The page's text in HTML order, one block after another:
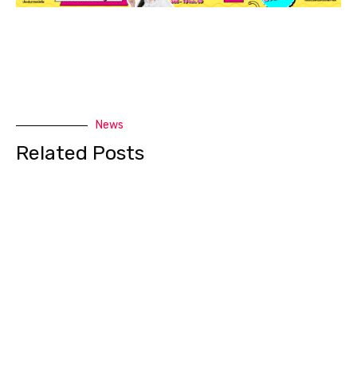
News
Related Posts